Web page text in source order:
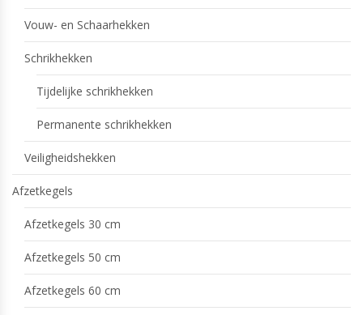
Vouw- en Schaarhekken
Schrikhekken
Tijdelijke schrikhekken
Permanente schrikhekken
Veiligheidshekken
Afzetkegels
Afzetkegels 30 cm
Afzetkegels 50 cm
Afzetkegels 60 cm